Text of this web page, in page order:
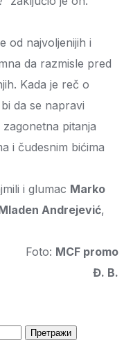
od najvoljenijih i
da razmisle pred
Kada je reč o
da se napravi
pitanja
i čudesnim bićima
i glumac Marko
Andrejević,
Foto: MCF promo
Đ. B.